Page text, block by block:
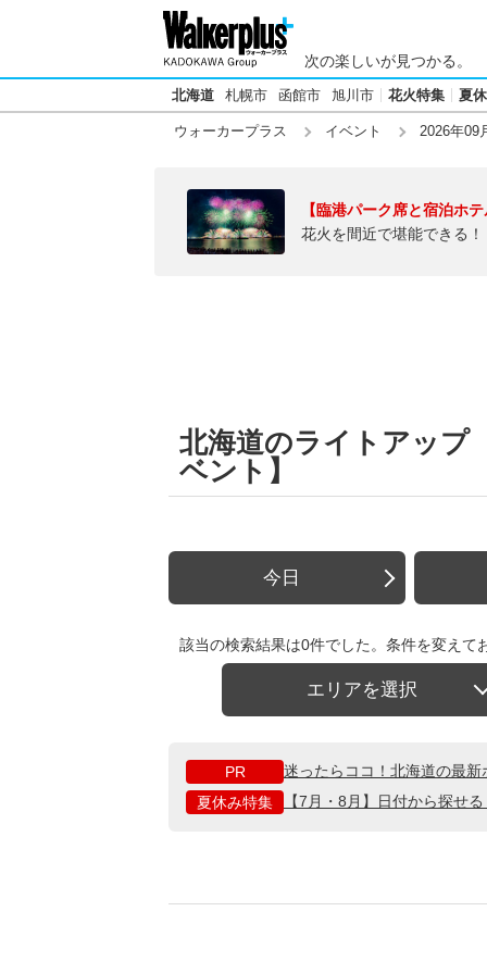
次の楽しいが見つかる。
北海道 札幌市 函館市 旭川市 花火特集 夏
ウォーカープラス イベント 2026年09
【臨港パーク席と宿泊ホ
花火を間近で堪能できる
北海道のライトアップ
ベント】
今日
該当の検索結果は0件でした。条件を変えて
エリアを選択
PR
迷ったらココ！北海道の最
夏休み特集
【7月・8月】日付から探せ